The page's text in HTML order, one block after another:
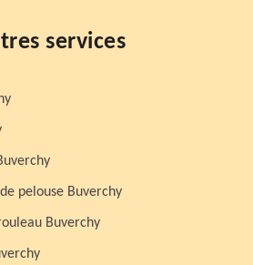
services
pelouse Buverchy
Buverchy